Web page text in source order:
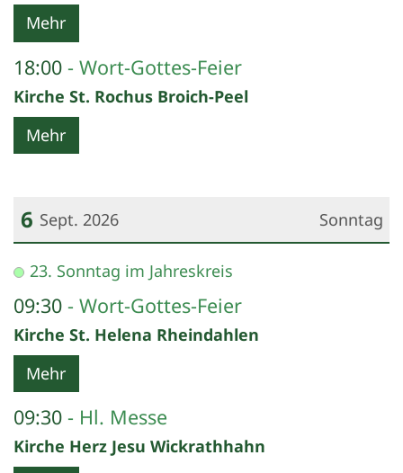
Mehr
18:00 Wort-Gottes-Feier
Kirche St. Rochus Broich-Peel
Mehr
Sonntag
6 Sept. 2026
Datum: 6. September 2026
23. Sonntag im Jahreskreis
09:30 Wort-Gottes-Feier
Kirche St. Helena Rheindahlen
Mehr
09:30 Hl. Messe
Kirche Herz Jesu Wickrathhahn